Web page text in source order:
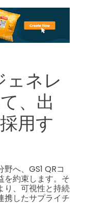
ェネレ
、出
用す
へ、GS1 QRコ
を約束します。そ
り、可視性と持続
携したサプライチ